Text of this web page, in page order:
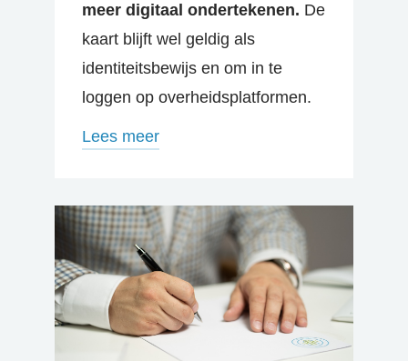
meer digitaal ondertekenen. De
kaart blijft wel geldig als
identiteitsbewijs en om in te
loggen op overheidsplatformen.
Lees meer